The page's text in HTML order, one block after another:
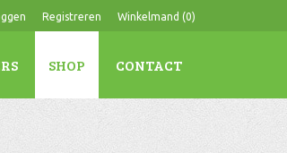
Registreren Winkelmand (0)
SHOP CONTACT